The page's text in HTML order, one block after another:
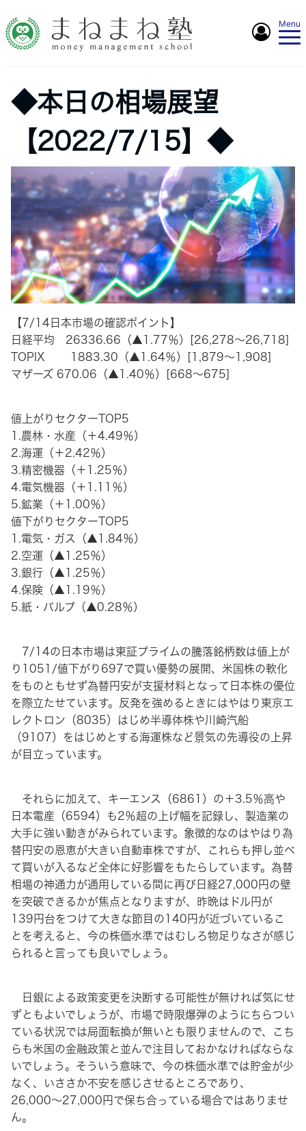
Menu
◆本日の相場展望
【2022/7/15】◆
【7/14日本市場の確認ポイント】
日経平均 26336.66（▲1.77％）[26,278～26,718]
TOPIX 1883.30（▲1.64％）[1,879～1,908]
マザーズ 670.06（▲1.40％）[668～675]
値上がりセクターTOP5
1.農林・水産（＋4.49％）
2.海運（＋2.42％）
3.精密機器（＋1.25％）
4.電気機器（＋1.11％）
5.鉱業（＋1.00％）
値下がりセクターTOP5
1.電気・ガス（▲1.84％）
2.空運（▲1.25％）
3.銀行（▲1.25％）
4.保険（▲1.19％）
5.紙・パルプ（▲0.28％）
7/14の日本市場は東証プライムの騰落銘柄数は値上が
り1051/値下がり697で買い優勢の展開、米国株の軟化
をものともせず為替円安が支援材料となって日本株の優位
を際立たせています。反発を強めるときにはやはり東京エ
レクトロン（8035）はじめ半導体株や川崎汽船
（9107）をはじめとする海運株など景気の先導役の上昇
が目立っています。
それらに加えて、キーエンス（6861）の＋3.5％高や
日本電産（6594）も2％超の上げ幅を記録し、製造業の
大手に強い動きがみられています。象徴的なのはやはり為
替円安の恩恵が大きい自動車株ですが、これらも押し並べ
て買いが入るなど全体に好影響をもたらしています。為替
相場の神通力が通用している間に再び日経27,000円の壁
を突破できるかが焦点となりますが、昨晩はドル円が
139円台をつけて大きな節目の140円が近づいているこ
とを考えると、今の株価水準ではむしろ物足りなさが感じ
られると言っても良いでしょう。
日銀による政策変更を決断する可能性が無ければ気にせ
ずともよいでしょうが、市場で時限爆弾のようにちらつい
ている状況では局面転換が無いとも限りませんので、こち
らも米国の金融政策と並んで注目しておかなければならな
いでしょう。そういう意味で、今の株価水準では貯金が少
なく、いささか不安を感じさせるところであり、
26,000〜27,000円で保ち合っている場合ではありませ
ん。